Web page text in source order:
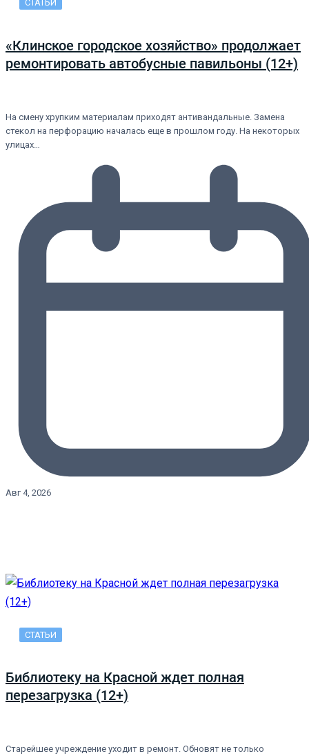
СТАТЬИ
«Клинское городское хозяйство» продолжает
ремонтировать автобусные павильоны (12+)
На смену хрупким материалам приходят антивандальные. Замена
стекол на перфорацию началась еще в прошлом году. На некоторых
улицах…
Авг 4, 2026
СТАТЬИ
Библиотеку на Красной ждет полная
перезагрузка (12+)
Старейшее учреждение уходит в ремонт. Обновят не только